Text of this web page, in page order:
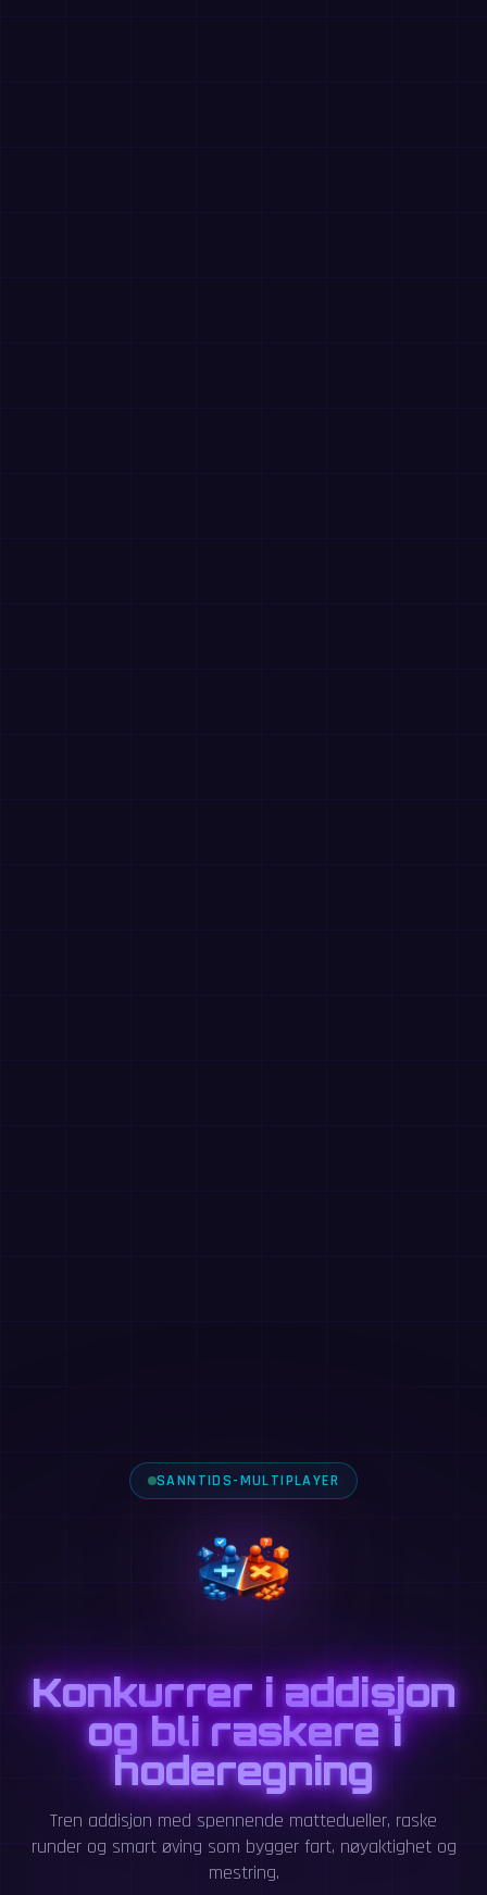
SANNTIDS-MULTIPLAYER
Konkurrer i addisjon
og bli raskere i
hoderegning
Tren addisjon med spennende mattedueller, raske
runder og smart øving som bygger fart, nøyaktighet og
mestring.